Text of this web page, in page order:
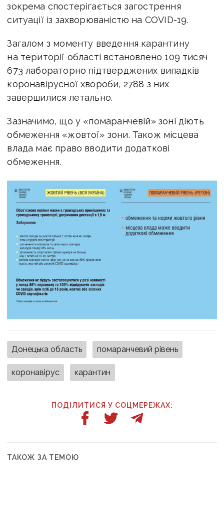
зокрема спостерігається загострення
ситуації із захворюваністю на COVID-19.
Загалом з моменту введення карантину
на території області встановлено 109 тисяч
673 лабораторно підтверджених випадків
коронавірусної хвороби, 2788 з них
завершилися летально.
Зазначимо, що у «помаранчевій» зоні діють
обмеження «жовтої» зони. Також місцева
влада має право вводити додаткові
обмеження.
Донецька область помаранчевий рівень
коронавірус карантин
ПОДІЛИТИСЯ У СОЦМЕРЕЖАХ:
ТАКОЖ ЗА ТЕМОЮ